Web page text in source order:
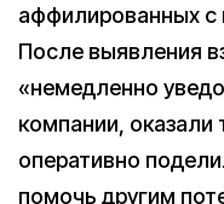
аффилированных с
После выявления
«немедленно
компании, оказали
оперативно
помочь другим